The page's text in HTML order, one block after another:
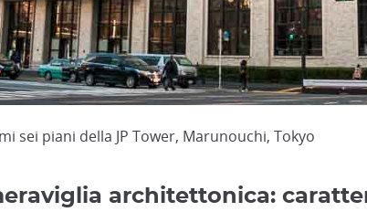
sei piani della JP Tower, Marunouchi, Tokyo
architettonica: